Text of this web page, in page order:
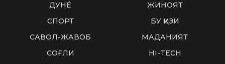
ДУНË
ЖИНОЯТ
СПОРТ
БУ ҚИЗИҚ
САВОЛ-ЖАВОБ
МАДАНИЯТ
СОҒЛИҚ
HI-TECH